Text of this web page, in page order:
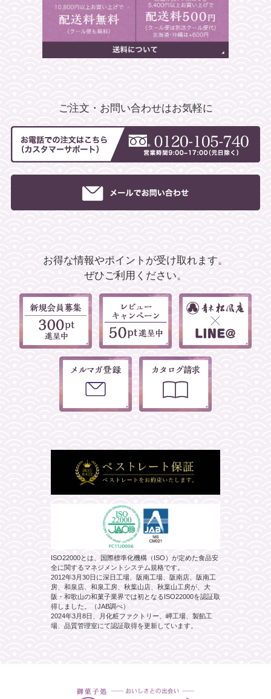
ご注文・お問い合わせはお気軽に
お得な情報やポイントが受け取れます。
ぜひご利用ください。
ISO22000とは、国際標準化機構（ISO）が定めた食品安
全に関するマネジメントシステム規格です。
2012年3月30日に深日工場、阪南工場、阪南店、阪南工
房、和泉店、和泉工房、秋葉山店、秋葉山工房が、大
阪・和歌山の和菓子業界では初となるISO22000を認証取
得しました。（JAB調べ）
2024年3月8日、月化粧ファクトリー、岬工場、製餡工
場、品質管理室にて認証取得を更新しています。